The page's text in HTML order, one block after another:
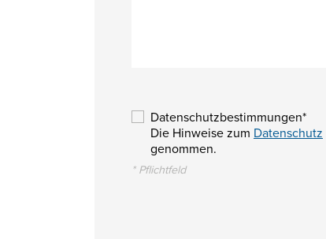
Datenschutzbestimmungen*
Die Hinweise zum Datenschutz
genommen.
* Pflichtfeld